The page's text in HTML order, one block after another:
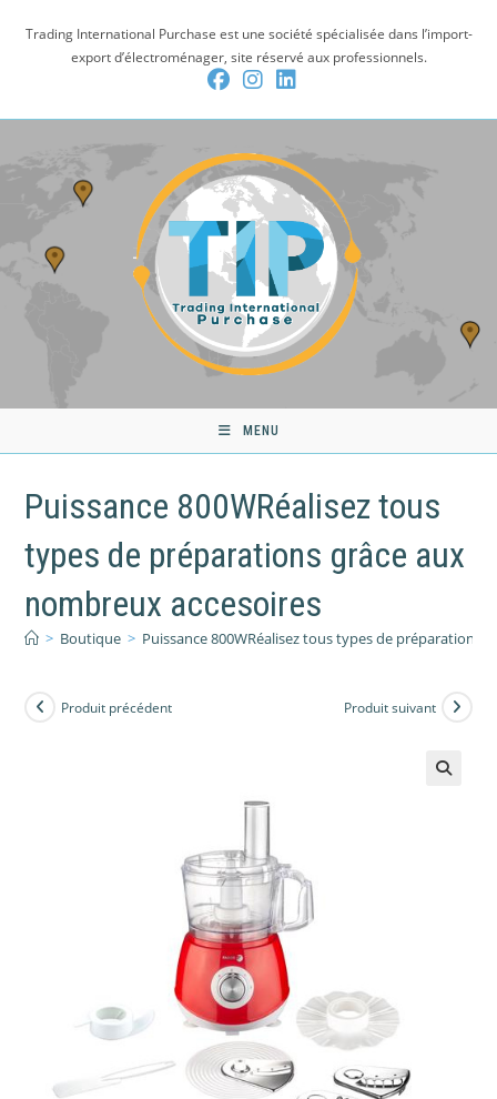
Trading International Purchase est une société spécialisée dans l’import-
export d’électroménager, site réservé aux professionnels.
MENU
Puissance 800WRéalisez tous
types de préparations grâce aux
nombreux accesoires
> Boutique > Puissance 800WRéalisez tous types de préparations
Produit précédent Produit suivant